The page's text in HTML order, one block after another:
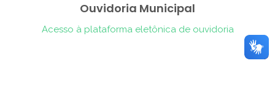
Ouvidoria Municipal
Acesso à plataforma eletônica de ouvidoria